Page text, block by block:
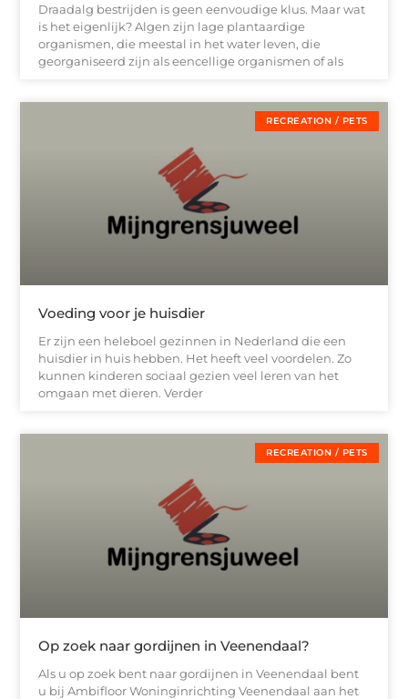
Draadalg bestrijden is geen eenvoudige klus. Maar wat
is het eigenlijk? Algen zijn lage plantaardige
organismen, die meestal in het water leven, die
georganiseerd zijn als eencellige organismen of als
RECREATION / PETS
Voeding voor je huisdier
Er zijn een heleboel gezinnen in Nederland die een
huisdier in huis hebben. Het heeft veel voordelen. Zo
kunnen kinderen sociaal gezien veel leren van het
omgaan met dieren. Verder
RECREATION / PETS
Op zoek naar gordijnen in Veenendaal?
Als u op zoek bent naar gordijnen in Veenendaal bent
u bij Ambifloor Woninginrichting Veenendaal aan het